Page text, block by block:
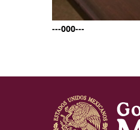
---000---